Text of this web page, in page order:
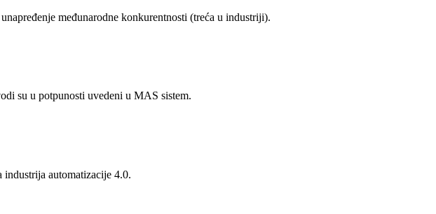
međunarodne konkurentnosti (treća u industriji).
su u potpunosti uvedeni u MAS sistem.
automatizacije 4.0.